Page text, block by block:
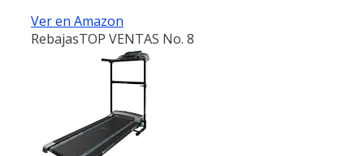
Ver en Amazon
RebajasTOP VENTAS No. 8